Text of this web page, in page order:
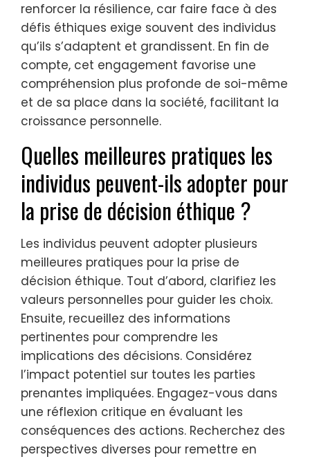
renforcer la résilience, car faire face à des
défis éthiques exige souvent des individus
qu’ils s’adaptent et grandissent. En fin de
compte, cet engagement favorise une
compréhension plus profonde de soi-même
et de sa place dans la société, facilitant la
croissance personnelle.
Quelles meilleures pratiques les
individus peuvent-ils adopter pour
la prise de décision éthique ?
Les individus peuvent adopter plusieurs
meilleures pratiques pour la prise de
décision éthique. Tout d’abord, clarifiez les
valeurs personnelles pour guider les choix.
Ensuite, recueillez des informations
pertinentes pour comprendre les
implications des décisions. Considérez
l’impact potentiel sur toutes les parties
prenantes impliquées. Engagez-vous dans
une réflexion critique en évaluant les
conséquences des actions. Recherchez des
perspectives diverses pour remettre en